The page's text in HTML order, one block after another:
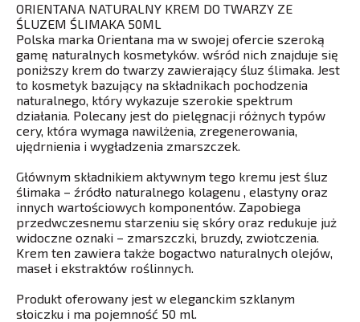
ORIENTANA NATURALNY KREM DO TWARZY ZE
ŚLUZEM ŚLIMAKA 50ML
Polska marka Orientana ma w swojej ofercie szeroką
gamę naturalnych kosmetyków. wśród nich znajduje się
poniższy krem do twarzy zawierający śluz ślimaka. Jest
to kosmetyk bazujący na składnikach pochodzenia
naturalnego, który wykazuje szerokie spektrum
działania. Polecany jest do pielęgnacji różnych typów
cery, która wymaga nawilżenia, zregenerowania,
ujędrnienia i wygładzenia zmarszczek.
Głównym składnikiem aktywnym tego kremu jest śluz
ślimaka – źródło naturalnego kolagenu , elastyny oraz
innych wartościowych komponentów. Zapobiega
przedwczesnemu starzeniu się skóry oraz redukuje już
widoczne oznaki – zmarszczki, bruzdy, zwiotczenia.
Krem ten zawiera także bogactwo naturalnych olejów,
maseł i ekstraktów roślinnych.
Produkt oferowany jest w eleganckim szklanym
słoiczku i ma pojemność 50 ml.